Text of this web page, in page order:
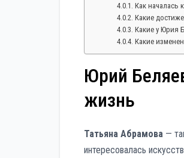
Как началась
Какие
Какие у Юрия
Какие
Юрий
жизнь
Татьяна Абрамова —
интересовалась